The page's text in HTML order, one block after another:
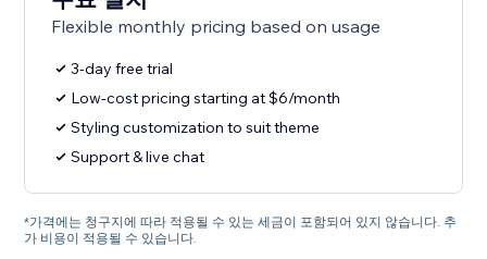
Flexible monthly pricing based on usage
3-day free trial
Low-cost pricing starting at $6/month
Styling customization to suit theme
Support & live chat
*가격에는 청구지에 따라 적용될 수 있는 세금이 포함되어 있지 않습니다. 추
가 비용이 적용될 수 있습니다.